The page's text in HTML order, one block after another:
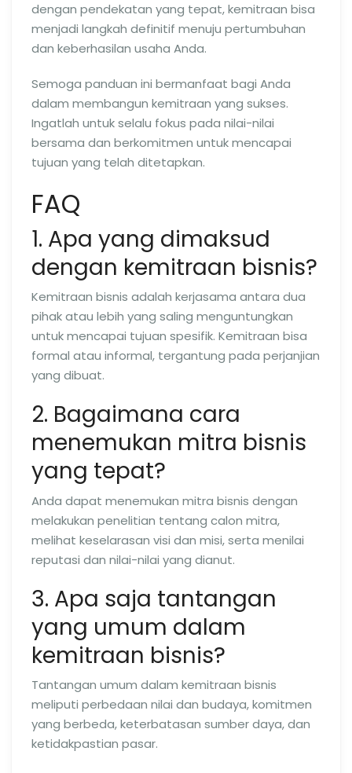
dengan pendekatan yang tepat, kemitraan bisa
menjadi langkah definitif menuju pertumbuhan
dan keberhasilan usaha Anda.
Semoga panduan ini bermanfaat bagi Anda
dalam membangun kemitraan yang sukses.
Ingatlah untuk selalu fokus pada nilai-nilai
bersama dan berkomitmen untuk mencapai
tujuan yang telah ditetapkan.
FAQ
1. Apa yang dimaksud
dengan kemitraan bisnis?
Kemitraan bisnis adalah kerjasama antara dua
pihak atau lebih yang saling menguntungkan
untuk mencapai tujuan spesifik. Kemitraan bisa
formal atau informal, tergantung pada perjanjian
yang dibuat.
2. Bagaimana cara
menemukan mitra bisnis
yang tepat?
Anda dapat menemukan mitra bisnis dengan
melakukan penelitian tentang calon mitra,
melihat keselarasan visi dan misi, serta menilai
reputasi dan nilai-nilai yang dianut.
3. Apa saja tantangan
yang umum dalam
kemitraan bisnis?
Tantangan umum dalam kemitraan bisnis
meliputi perbedaan nilai dan budaya, komitmen
yang berbeda, keterbatasan sumber daya, dan
ketidakpastian pasar.